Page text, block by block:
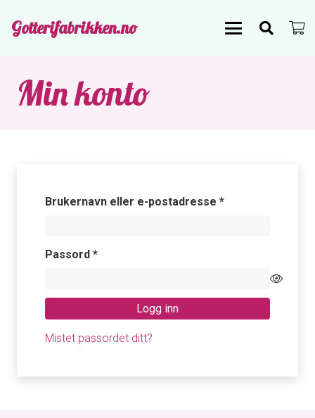
Gotterifabrikken.no
Min konto
Brukernavn eller e-postadresse *Påkrevd
Passord *Påkrevd
Logg inn
Mistet passordet ditt?